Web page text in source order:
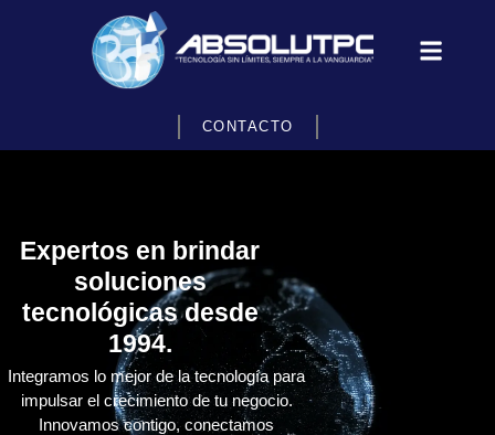
CONTACTO
Expertos en brindar
soluciones
tecnológicas desde
1994.
Integramos lo mejor de la tecnología para
impulsar el crecimiento de tu negocio.
Innovamos contigo, conectamos